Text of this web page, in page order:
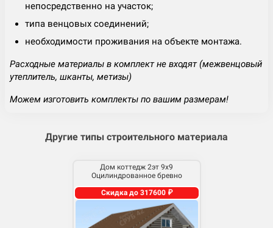
непосредственно на участок;
типа венцовых соединений;
необходимости проживания на объекте монтажа.
Расходные материалы в комплект не входят (межвенцовый
утеплитель, шканты, метизы)
Можем изготовить комплекты по вашим размерам!
Другие типы строительного материала
Дом коттедж 2эт 9х9
Оцилиндрованное бревно
Скидка до 317600 ₽